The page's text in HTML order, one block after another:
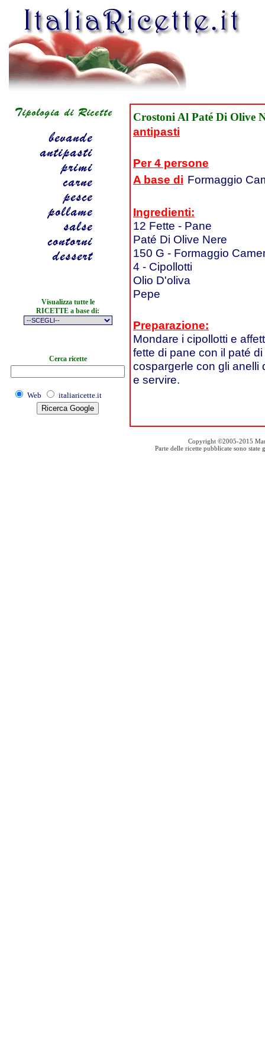
Visualizza tutte le
RICETTE a base di:
Cerca ricette
Web italiaricette.it
Crostoni Al Paté Di Olive
antipasti
Per 4 persone
A base di Formaggio
Ingredienti:
12 Fette - Pane
Paté Di Olive Nere
150 G - Formaggio
4 - Cipollotti
Olio D'oliva
Pepe
Preparazione:
Mondare i cipollotti e
fette di pane con il paté
cospargerle con gli anelli
e servire.
Copyright ©2005-2015
Parte delle ricette pubblicate sono state